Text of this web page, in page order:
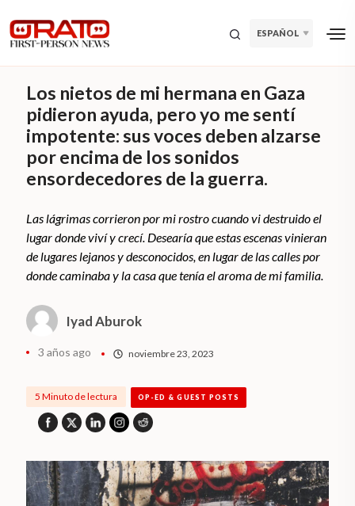
ESPAÑOL
Los nietos de mi hermana en Gaza
pidieron ayuda, pero yo me sentí
impotente: sus voces deben alzarse
por encima de los sonidos
ensordecedores de la guerra.
Las lágrimas corrieron por mi rostro cuando vi destruido el
lugar donde viví y crecí. Desearía que estas escenas vinieran
de lugares lejanos y desconocidos, en lugar de las calles por
donde caminaba y la casa que tenía el aroma de mi familia.
Iyad Aburok
3 años ago noviembre 23, 2023
5 Minuto de lectura OP-ED & GUEST POSTS